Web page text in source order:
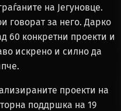
на Јегуновце.
говорат за него. Дарко
60 конкретни проекти и
искрено и силно да
проекти на
поддршка на 19